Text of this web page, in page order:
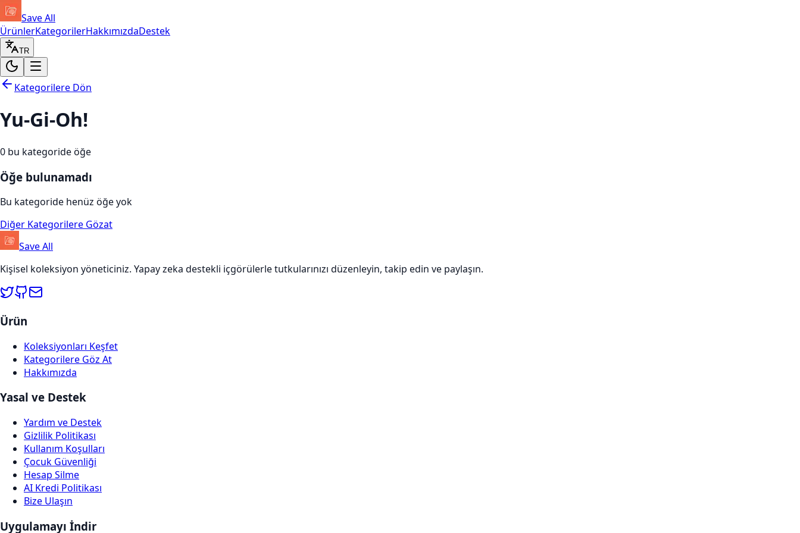
Save All
ÜrünlerKategorilerHakkımızdaDestek
TR
Kategorilere Dön
Yu-Gi-Oh!
0 bu kategoride öğe
Öğe bulunamadı
Bu kategoride henüz öğe yok
Diğer Kategorilere Gözat
Save All
Kişisel koleksiyon yöneticiniz. Yapay zeka destekli içgörülerle tutkularınızı düzenleyin, takip edin ve paylaşın.
Ürün
Koleksiyonları Keşfet
Kategorilere Göz At
Hakkımızda
Yasal ve Destek
Yardım ve Destek
Gizlilik Politikası
Kullanım Koşulları
Çocuk Güvenliği
Hesap Silme
AI Kredi Politikası
Bize Ulaşın
Uygulamayı İndir